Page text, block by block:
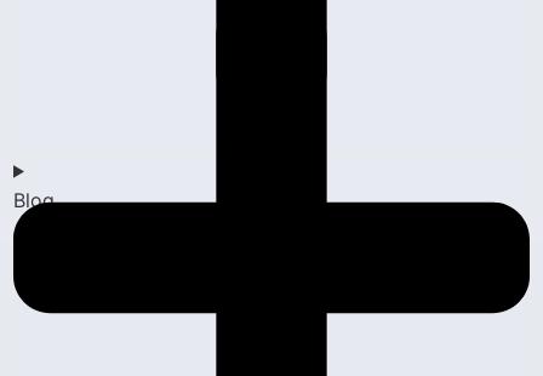
Blog